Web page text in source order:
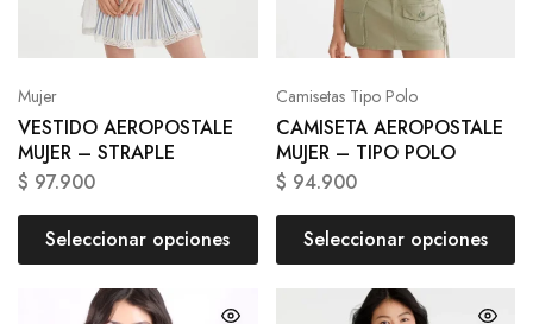
Mujer
VESTIDO AEROPOSTALE
MUJER – STRAPLE
$ 97.900
Seleccionar opciones
Camisetas Tipo Polo
CAMISETA AEROPOSTALE
MUJER – TIPO POLO
$ 94.900
Seleccionar opciones